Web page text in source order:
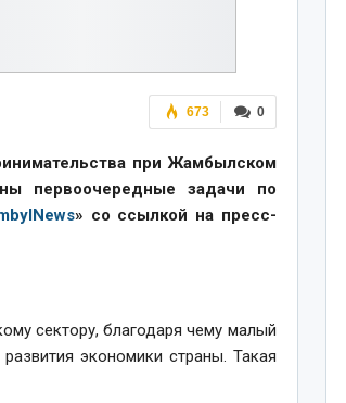
0
673
при Жамбылском
первоочередные задачи по
» со ссылкой на пресс-
сектору, благодаря чему малый
экономики страны. Такая